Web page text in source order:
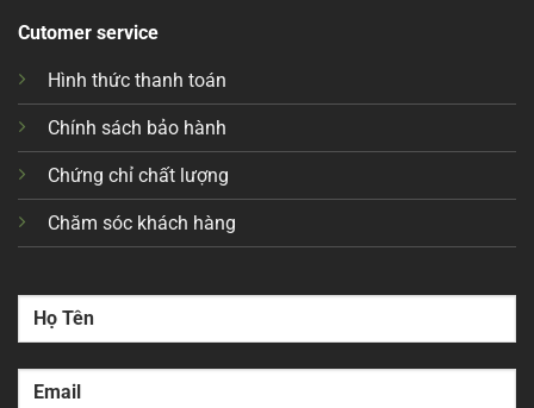
Cutomer service
Hình thức thanh toán
Chính sách bảo hành
Chứng chỉ chất lượng
Chăm sóc khách hàng